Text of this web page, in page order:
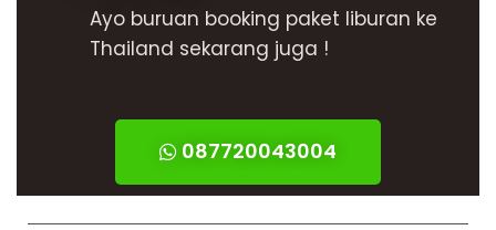
Ayo buruan booking paket liburan ke
Thailand sekarang juga !
087720043004